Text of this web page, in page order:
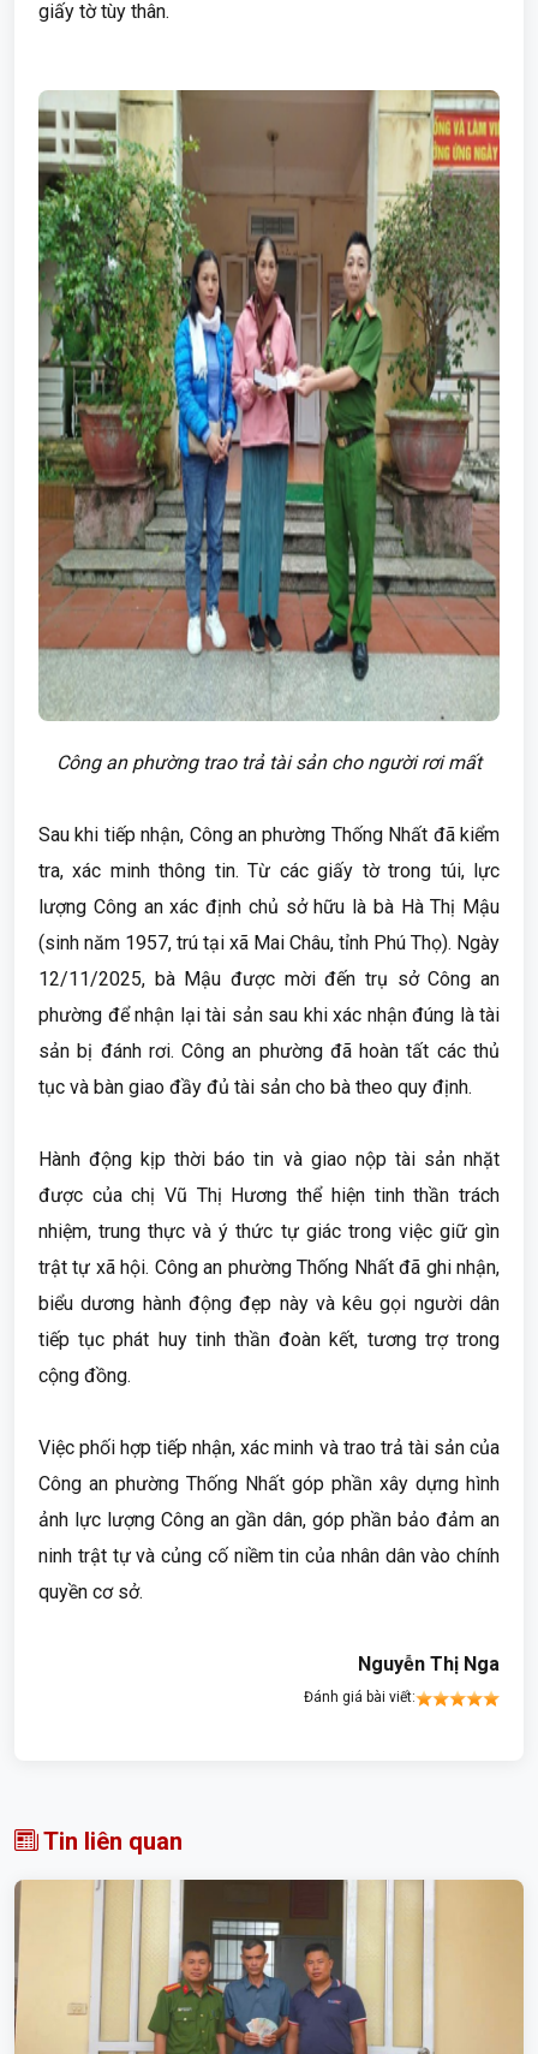
giấy tờ tùy thân.
Công an phường trao trả tài sản cho người rơi mất
Sau khi tiếp nhận, Công an phường Thống Nhất đã kiểm
tra, xác minh thông tin. Từ các giấy tờ trong túi, lực
lượng Công an xác định chủ sở hữu là bà Hà Thị Mậu
(sinh năm 1957, trú tại xã Mai Châu, tỉnh Phú Thọ). Ngày
12/11/2025, bà Mậu được mời đến trụ sở Công an
phường để nhận lại tài sản sau khi xác nhận đúng là tài
sản bị đánh rơi. Công an phường đã hoàn tất các thủ
tục và bàn giao đầy đủ tài sản cho bà theo quy định.
Hành động kịp thời báo tin và giao nộp tài sản nhặt
được của chị Vũ Thị Hương thể hiện tinh thần trách
nhiệm, trung thực và ý thức tự giác trong việc giữ gìn
trật tự xã hội. Công an phường Thống Nhất đã ghi nhận,
biểu dương hành động đẹp này và kêu gọi người dân
tiếp tục phát huy tinh thần đoàn kết, tương trợ trong
cộng đồng.
Việc phối hợp tiếp nhận, xác minh và trao trả tài sản của
Công an phường Thống Nhất góp phần xây dựng hình
ảnh lực lượng Công an gần dân, góp phần bảo đảm an
ninh trật tự và củng cố niềm tin của nhân dân vào chính
quyền cơ sở.
Nguyễn Thị Nga
Đánh giá bài viết:
Tin liên quan